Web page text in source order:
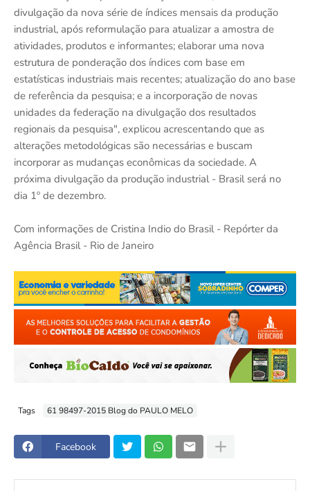
divulgação da nova série de índices mensais da produção
industrial, após reformulação para atualizar a amostra de
atividades, produtos e informantes; elaborar uma nova
estrutura de ponderação dos índices com base em
estatísticas industriais mais recentes; atualização do ano base
de referência da pesquisa; e a incorporação de novas
unidades da federação na divulgação dos resultados
regionais da pesquisa", explicou acrescentando que as
alterações metodológicas são necessárias e buscam
incorporar as mudanças econômicas da sociedade. A
próxima divulgação da produção industrial - Brasil será no
dia 1º de dezembro.
Com informações de Cristina Indio do Brasil - Repórter da
Agência Brasil - Rio de Janeiro
Tags 61 98497-2015 Blog do PAULO MELO
Facebook